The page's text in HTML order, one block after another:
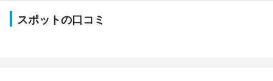
スポットの口コミ